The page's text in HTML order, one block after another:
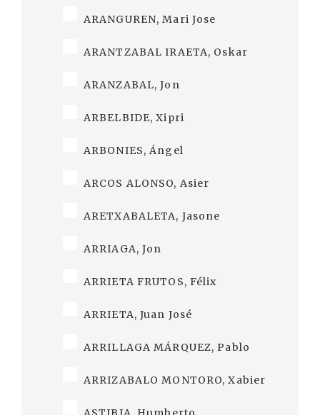
ARANGUREN, Mari Jose
ARANTZABAL IRAETA, Oskar
ARANZABAL, Jon
ARBELBIDE, Xipri
ARBONIES, Ángel
ARCOS ALONSO, Asier
ARETXABALETA, Jasone
ARRIAGA, Jon
ARRIETA FRUTOS, Félix
ARRIETA, Juan José
ARRILLAGA MÁRQUEZ, Pablo
ARRIZABALO MONTORO, Xabier